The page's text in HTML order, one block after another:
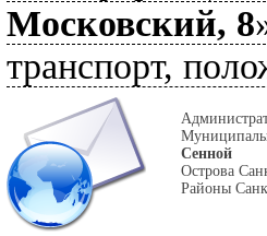
Московский, 8
транспорт,
Сенной
Острова
Районы